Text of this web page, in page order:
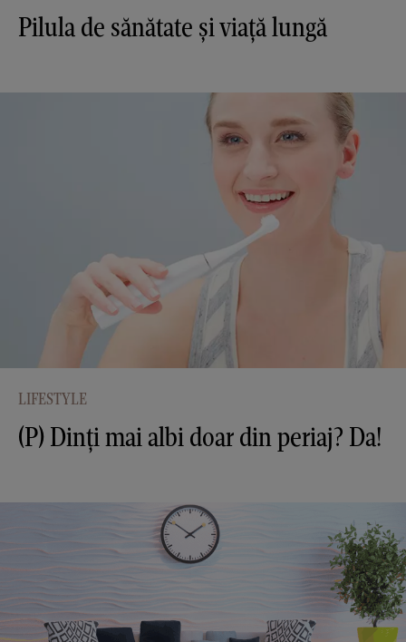
Pilula de sănătate și viață lungă
LIFESTYLE
(P) Dinți mai albi doar din periaj? Da!